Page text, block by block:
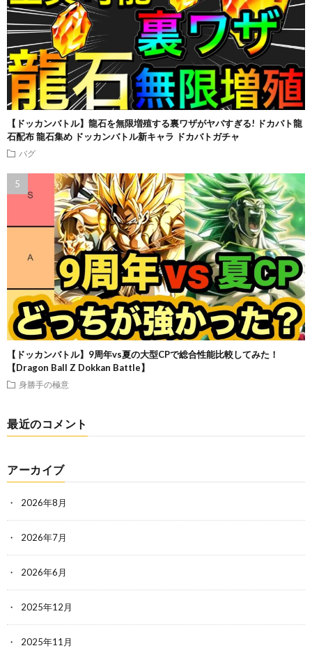
【ドッカンバトル】龍石を無限増殖する裏ワザがヤバすぎる! ドカバト龍
石配布 龍石集め ドッカンバトル新キャラ ドカバトガチャ
バグ
【ドッカンバトル】9周年vs夏の大型CPで総合性能比較してみた！
【Dragon Ball Z Dokkan Battle】
身勝手の極意
最近のコメント
アーカイブ
2026年8月
2026年7月
2026年6月
2025年12月
2025年11月